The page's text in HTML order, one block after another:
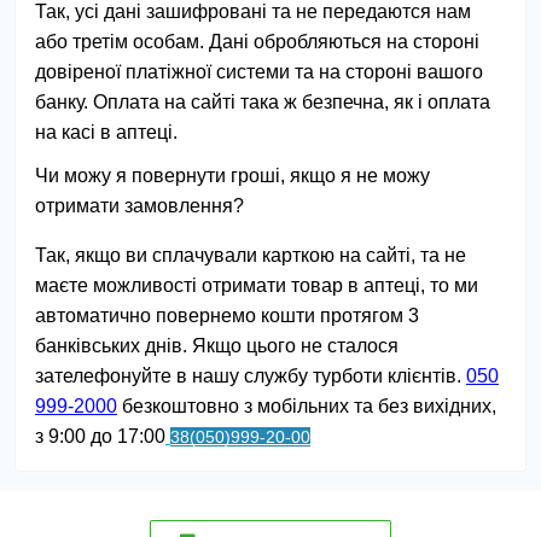
Так, усі дані зашифровані та не передаются нам
або третім особам. Дані обробляються на стороні
довіреної платіжної системи та на стороні вашого
банку. Оплата на сайті така ж безпечна, як і оплата
на касі в аптеці.
Чи можу я повернути гроші, якщо я не можу
отримати замовлення?
Так, якщо ви сплачували карткою на сайті, та не
маєте можливості отримати товар в аптеці, то ми
автоматично повернемо кошти протягом 3
банківських днів. Якщо цього не сталося
зателефонуйте в нашу службу турботи клієнтів. 050
999-2000 безкоштовно з мобільних та без вихідних,
з 9:00 до 17:00 38(050)999-20-00